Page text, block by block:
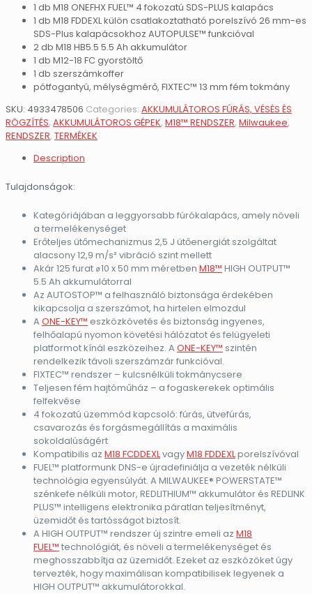
1 db M18 ONEFHX FUEL™ 4 fokozatú SDS-PLUS kalapács
1 db M18 FDDEXL külön csatlakoztatható porelszívó 26 mm-es
SDS-Plus kalapácsokhoz AUTOPULSE™ funkcióval
2 db M18 HB5.5 5.5 Ah akkumulátor
1 db M12-18 FC gyorstöltő
1 db szerszámkoffer
pótfogantyú, mélységmérő, FIXTEC™ 13 mm fém tokmány
SKU: 4933478506 Categories: AKKUMULÁTOROS FÚRÁS, VÉSÉS ÉS
RÖGZÍTÉS, AKKUMULÁTOROS GÉPEK, M18™ RENDSZER, Milwaukee,
RENDSZER, TERMÉKEK
Description
Tulajdonságok:
Kategóriájában a leggyorsabb fúrókalapács, amely növeli
a termelékenységet
Erőteljes ütőmechanizmus 2,5 J ütőenergiát szolgáltat
alacsony 12,9 m/s² vibráció szint mellett
Akár 125 furat ⌀10 x 50 mm méretben M18™ HIGH OUTPUT™
5.5 Ah akkumulátorral
Az AUTOSTOP™ a felhasználó biztonsága érdekében
kikapcsolja a szerszámot, ha hirtelen elmozdul
A ONE-KEY™ eszközkövetés és biztonság ingyenes,
felhőalapú nyomon követési hálózatot és felügyeleti
platformot kínál eszközeihez. A ONE-KEY™ szintén
rendelkezik távoli szerszámzár funkcióval.
FIXTEC™ rendszer – kulcsnélküli tokmánycsere
Teljesen fém hajtóműház – a fogaskerekek optimális
felfekvése
4 fokozatú üzemmód kapcsoló: fúrás, ütvefúrás,
csavarozás és forgásmegállítás a maximális
sokoldalúságért
Kompatibilis az M18 FCDDEXLvagyM18 FDDEXLporelszívóval
FUEL™ platformunk DNS-e újradefiniálja a vezeték nélküli
technológia egyensúlyát. A MILWAUKEE® POWERSTATE™
szénkefe nélküli motor, REDLITHIUM™ akkumulátor és REDLINK
PLUS™ intelligens elektronika páratlan teljesítményt,
üzemidőt és tartósságot biztosít.
A HIGH OUTPUT™ rendszer új szintre emeli az M18
FUEL™ technológiát, és növeli a termelékenységet és
meghosszabbítja az üzemidőt. Ezeket az eszközöket úgy
tervezték, hogy maximálisan kompatibilisek legyenek a
HIGH OUTPUT™ akkumulátorokkal.